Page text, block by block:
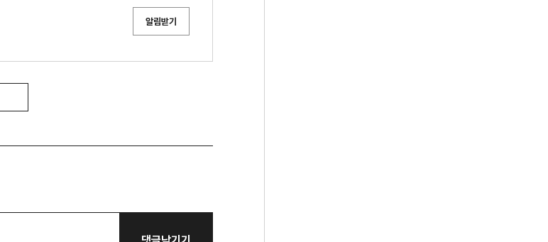
알림받기